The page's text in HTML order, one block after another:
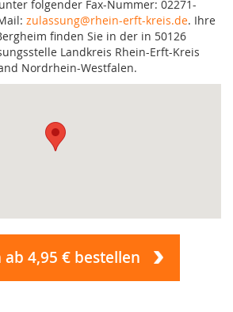
folgender Fax-Nummer: 02271-
zulassung@rhein-erft-kreis.de. Ihre
finden Sie in der in 50126
Landkreis Rhein-Erft-Kreis
Nordrhein-Westfalen.
ab 4,95 € bestellen